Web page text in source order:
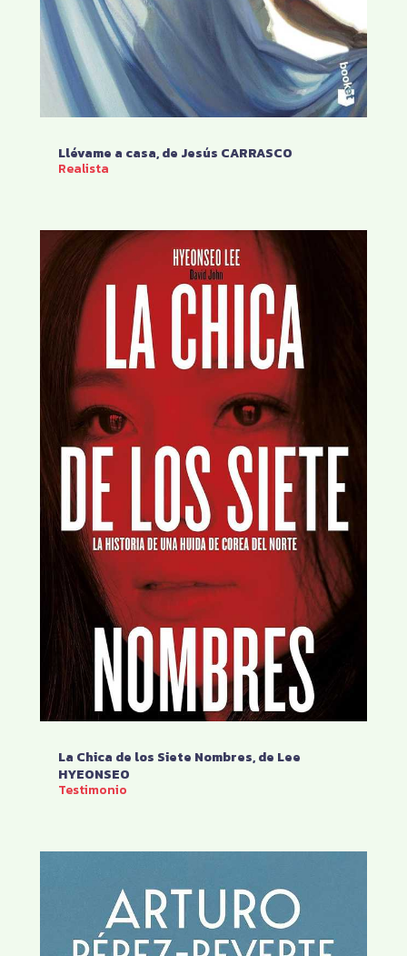
Llévame a casa, de Jesús CARRASCO
Realista
La Chica de los Siete Nombres, de Lee
HYEONSEO
Testimonio